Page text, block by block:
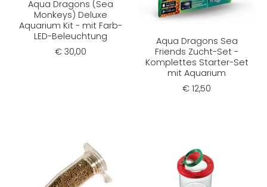
Aqua Dragons (Sea
Monkeys) Deluxe
Aquarium Kit - mit Farb-
LED-Beleuchtung
€ 30,00
Aqua Dragons Sea
Friends Zucht-Set -
Komplettes Starter-Set
mit Aquarium
€ 12,50